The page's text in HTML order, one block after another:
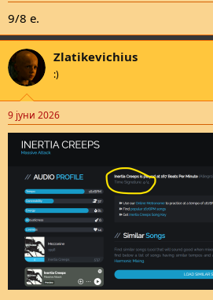
9/8 е.
Zlatikevichius
:)
9 јуни 2026